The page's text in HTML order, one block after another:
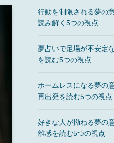
行動を制限される夢の
読み解く5つの視点
夢占いで足場が不安定
を読む5つの視点
ホームレスになる夢の
再出発を読む5つの視点
好きな人が拗ねる夢の
離感を読む5つの視点